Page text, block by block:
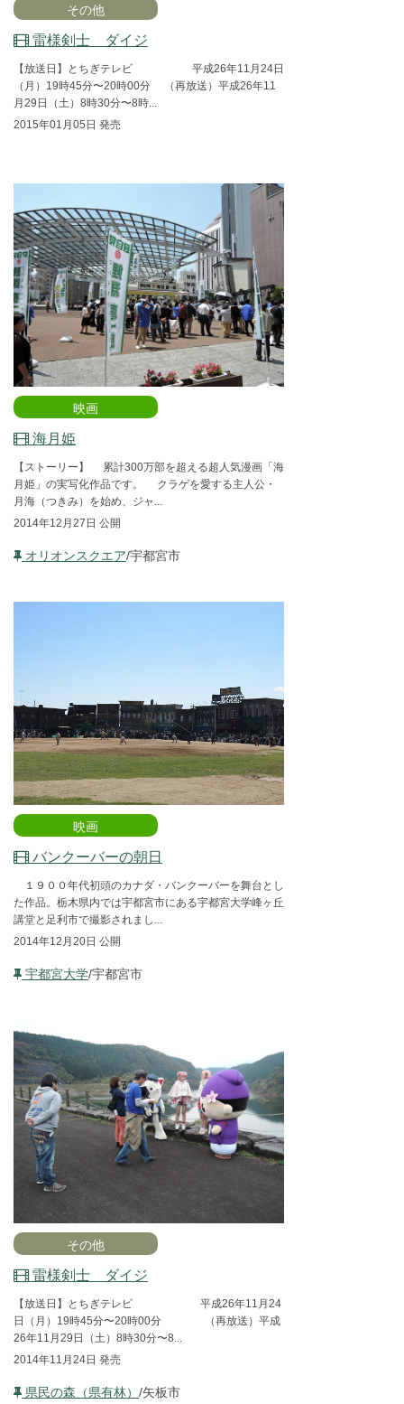
その他
雷様剣士 ダイジ
【放送日】とちぎテレビ 平成26年11月24日
（月）19時45分〜20時00分 （再放送）平成26年11
月29日（土）8時30分〜8時...
2015年01月05日 発売
映画
海月姫
【ストーリー】 累計300万部を超える超人気漫画「海
月姫」の実写化作品です。 クラゲを愛する主人公・
月海（つきみ）を始め、ジャ...
2014年12月27日 公開
オリオンスクエア/宇都宮市
映画
バンクーバーの朝日
１９００年代初頭のカナダ・バンクーバーを舞台とし
た作品。栃木県内では宇都宮市にある宇都宮大学峰ヶ丘
講堂と足利市で撮影されまし...
2014年12月20日 公開
宇都宮大学/宇都宮市
その他
雷様剣士 ダイジ
【放送日】とちぎテレビ 平成26年11月24
日（月）19時45分〜20時00分 （再放送）平成
26年11月29日（土）8時30分〜8...
2014年11月24日 発売
県民の森（県有林） /矢板市